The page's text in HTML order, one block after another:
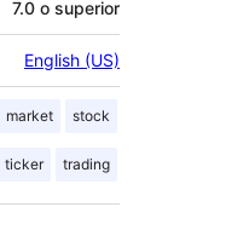
7.0 o superior
English (US)
market stock
ticker trading